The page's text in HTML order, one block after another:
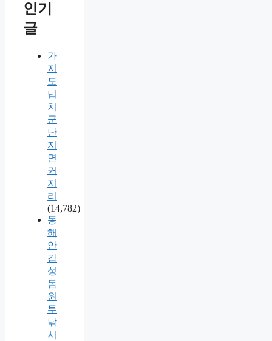
인기
글
가
지
도
넙
치
군
난
지
면
커
지
리
(14,782)
동
해
안
감
성
돔
원
투
낚
시